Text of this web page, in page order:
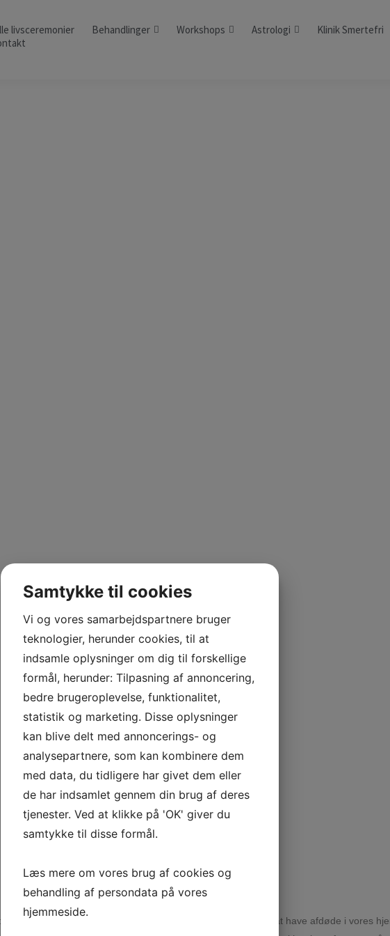
livsceremonier Behandlinger Workshops Astrologi Klinik Smertefri
for bl.a. at
Mange gange er der læring i at have afdøde i vores
Samtykke til cookies
Vi og vores samarbejdspartnere bruger
teknologier, herunder cookies, til at
indsamle oplysninger om dig til forskellige
formål, herunder: Tilpasning af annoncering,
bedre brugeroplevelse, funktionalitet,
statistik og marketing. Disse oplysninger
kan blive delt med annoncerings- og
analysepartnere, som kan kombinere dem
med data, du tidligere har givet dem eller
de har indsamlet gennem din brug af deres
tjenester. Ved at klikke på 'OK' giver du
samtykke til disse formål.
Læs mere om vores brug af cookies og
behandling af persondata på vores
hjemmeside.